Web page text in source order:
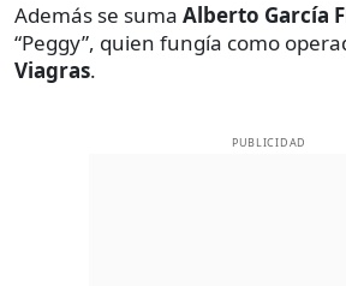
Además se suma Alberto García
“Peggy”, quien fungía como
Viagras.
PUBLICIDAD